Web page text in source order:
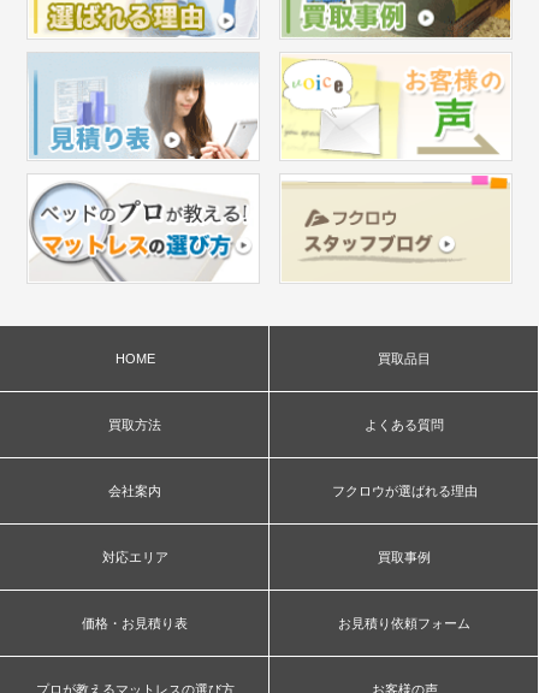
HOME 買取品目
買取方法 よくある質問
会社案内 フクロウが選ばれる理由
対応エリア 買取事例
価格・お見積り表 お見積り依頼フォーム
プロが教えるマットレスの選び方 お客様の声